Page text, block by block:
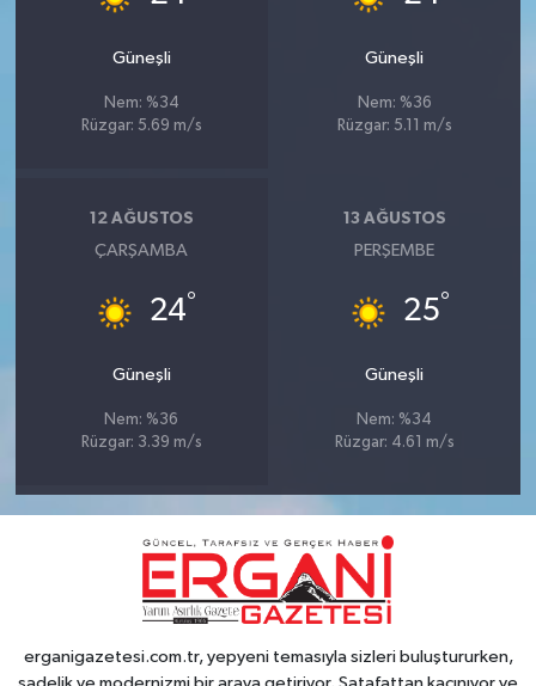
Güneşli
Nem: %34
Rüzgar: 5.69 m/s
Güneşli
Nem: %36
Rüzgar: 5.11 m/s
12 AĞUSTOS
ÇARŞAMBA
24°
Güneşli
Nem: %36
Rüzgar: 3.39 m/s
13 AĞUSTOS
PERŞEMBE
25°
Güneşli
Nem: %34
Rüzgar: 4.61 m/s
erganigazetesi.com.tr, yepyeni temasıyla sizleri buluştururken,